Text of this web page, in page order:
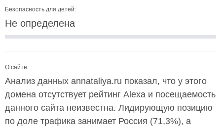
Безопасность для детей:
Не определена
О сайте:
Анализ данных annataliya.ru показал, что у этого
домена отсутствует рейтинг Alexa и посещаемость
данного сайта неизвестна. Лидирующую позицию
по доле трафика занимает Россия (71,3%), а